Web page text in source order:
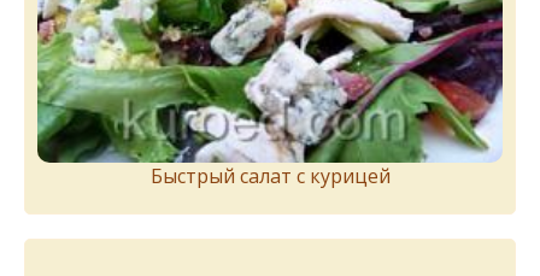
Быстрый салат с курицей